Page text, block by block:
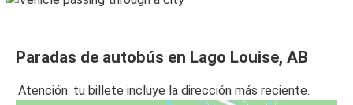
Paradas de autobús en Lago Louise, AB
Atención: tu billete incluye la dirección más reciente.